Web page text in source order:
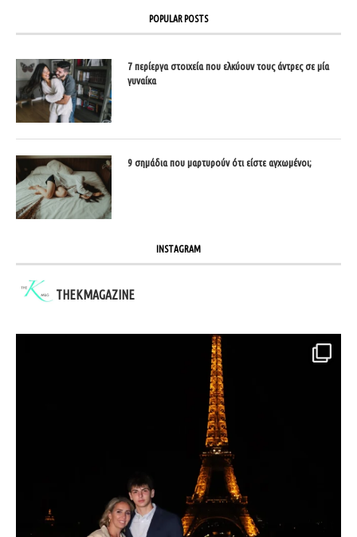
POPULAR POSTS
7 περίεργα στοιχεία που ελκύουν τους άντρες σε μία
γυναίκα
9 σημάδια που μαρτυρούν ότι είστε αγχωμένοι;
INSTAGRAM
THEKMAGAZINE